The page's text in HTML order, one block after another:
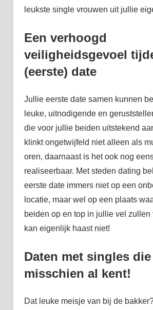
leukste single vrouwen uit jullie
Een verhoogd
veiligheidsgevoel
(eerste) date
Jullie eerste date samen kunnen
leuke, uitnodigende en
die voor jullie beiden uitstekend
klinkt ongetwijfeld niet alleen als
oren, daarnaast is het ook nog
realiseerbaar. Met steden dating
eerste date immers niet op een
locatie, maar wel op een plaats
beiden op en top in jullie vel zullen
kan eigenlijk haast niet!
Daten met singles
misschien al kent!
Dat leuke meisje van bij de